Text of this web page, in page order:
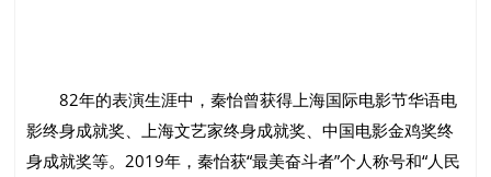
82年的表演生涯中，秦怡曾获得上海国际电影节华语电
影终身成就奖、上海文艺家终身成就奖、中国电影金鸡奖终
身成就奖等。2019年，秦怡获“最美奋斗者”个人称号和“人民